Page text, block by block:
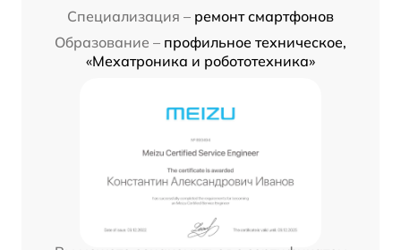
Специализация – ремонт смартфонов
Образование – профильное техническое,
«Мехатроника и робототехника»